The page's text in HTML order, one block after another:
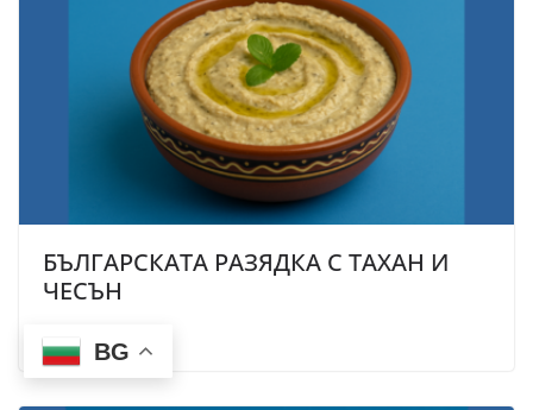
БЪЛГАРСКАТА РАЗЯДКА С ТАХАН И
ЧЕСЪН
1 year
BG